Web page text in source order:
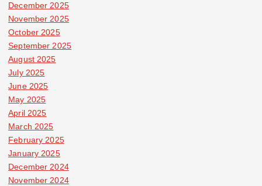
December 2025
November 2025
October 2025
September 2025
August 2025
July 2025
June 2025
May 2025
April 2025
March 2025
February 2025
January 2025
December 2024
November 2024